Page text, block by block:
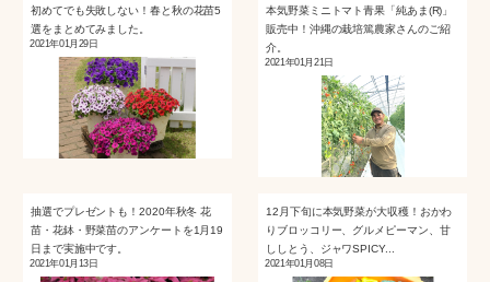
初めてでも失敗しない！春と秋の花苗5
選をまとめてみました。
2021年01月29日
本気野菜ミニトマト青果「純あま(R)」
販売中！沖縄の栽培篤農家さんのご紹
介。
2021年01月21日
抽選でプレゼントも！2020年秋冬 花
苗・花鉢・野菜苗のアンケートを1月19
日まで実施中です。
2021年01月13日
12月下旬に本気野菜が大収穫！おかわ
りブロッコリー、グルメピーマン、甘
ししとう、ジャワSPICY...
2021年01月08日